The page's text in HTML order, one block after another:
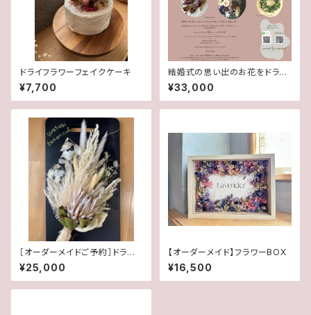
ドライフラワーフェイクケーキ
¥7,700
結婚式の思い出のお花をドライ
フラワーでお届けするサービス
¥33,000
［オーダーメイドご予約］ドライフ
ラワーウェディングブーケ
¥25,000
【オーダーメイド】フラワーBOX
¥16,500